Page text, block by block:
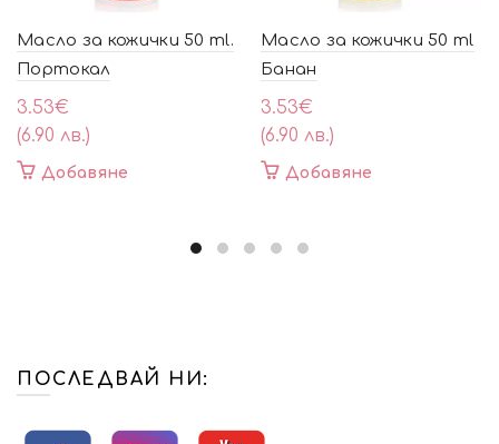
Масло за кожички 50 ml.
Портокал
3.53€
(6.90 лв.)
Добавяне
Масло за кожички 50 ml
Банан
3.53€
(6.90 лв.)
Добавяне
ПОСЛЕДВАЙ НИ: